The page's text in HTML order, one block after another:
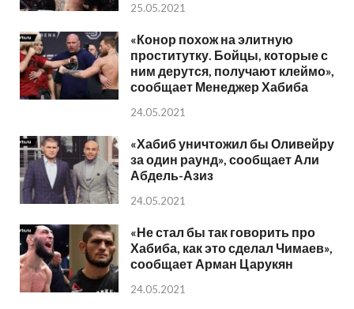
25.05.2021
«Конор похож на элитную
проститутку. Бойцы, которые с
ним дерутся, получают клеймо»,
сообщает Менеджер Хабиба
24.05.2021
«Хабиб уничтожил бы Оливейру
за один раунд», сообщает Али
Абдель-Азиз
24.05.2021
«Не стал бы так говорить про
Хабиба, как это сделал Чимаев»,
сообщает Арман Царукян
24.05.2021